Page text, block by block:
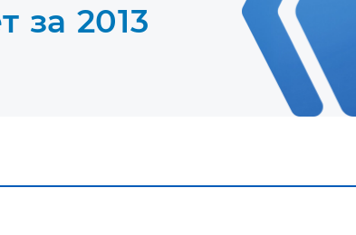
за 2013